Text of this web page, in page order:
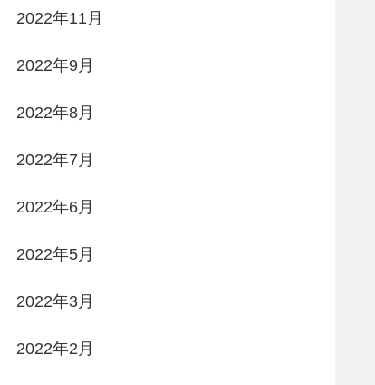
2022年11月
2022年9月
2022年8月
2022年7月
2022年6月
2022年5月
2022年3月
2022年2月